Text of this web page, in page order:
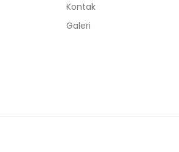
Kontak
Galeri